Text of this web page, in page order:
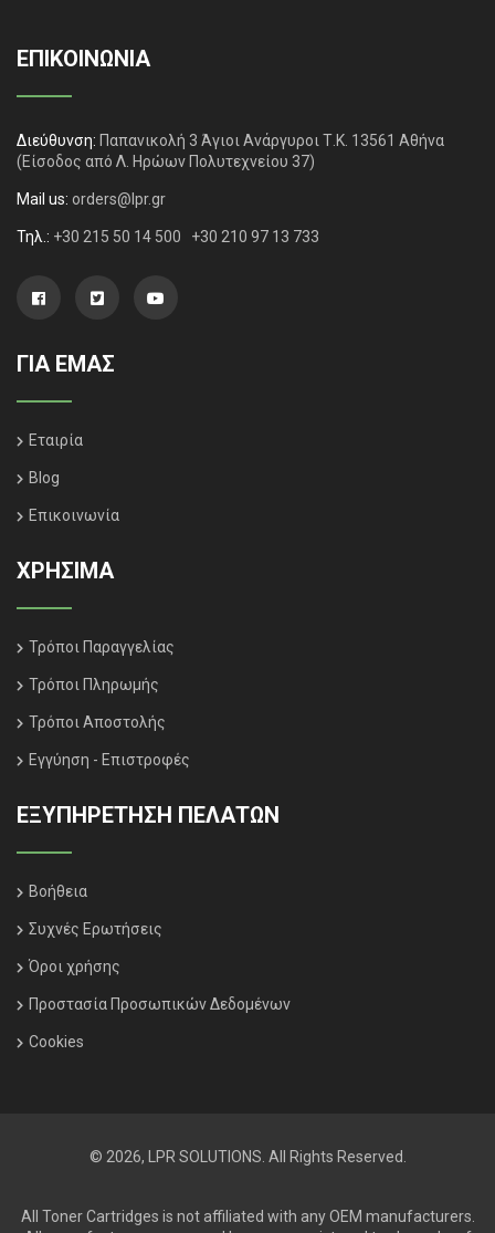
ΕΠΙΚΟΙΝΩΝΙΑ
Διεύθυνση: Παπανικολή 3 Άγιοι Ανάργυροι Τ.Κ. 13561 Αθήνα
(Είσοδος από Λ. Ηρώων Πολυτεχνείου 37)
Mail us: orders@lpr.gr
Τηλ.: +30 215 50 14 500 +30 210 97 13 733
ΓΙΑ ΕΜΑΣ
Εταιρία
Blog
Επικοινωνία
ΧΡΗΣΙΜΑ
Τρόποι Παραγγελίας
Τρόποι Πληρωμής
Τρόποι Αποστολής
Εγγύηση - Επιστροφές
ΕΞΥΠΗΡΈΤΗΣΗ ΠΕΛΑΤΏΝ
Βοήθεια
Συχνές Ερωτήσεις
Όροι χρήσης
Προστασία Προσωπικών Δεδομένων
Cookies
© 2026, LPR SOLUTIONS. All Rights Reserved.
All Toner Cartridges is not affiliated with any OEM manufacturers.